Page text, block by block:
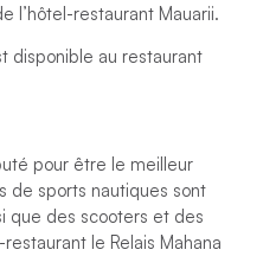
l’hôtel-restaurant Mauarii.
disponible au restaurant
pour être le meilleur
de sports nautiques sont
que des scooters et des
le Relais Mahana